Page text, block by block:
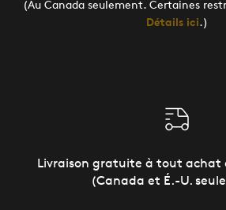
(Au Canada seulement. Certaines
Détails ici.)
Livraison gratuite à tout achat
(Canada et É.-U.